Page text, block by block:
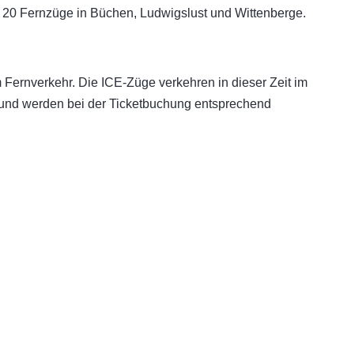
Fernzüge in Büchen, Ludwigslust und Wittenberge.
Die ICE-Züge verkehren in dieser Zeit im
werden bei der Ticketbuchung entsprechend